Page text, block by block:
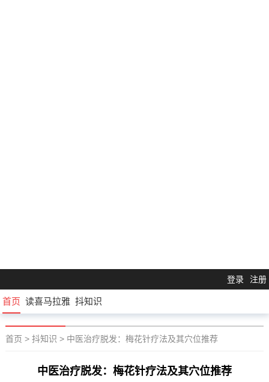
登录 注册
首页 读喜马拉雅 抖知识
首页 > 抖知识 > 中医治疗脱发：梅花针疗法及其穴位推荐
中医治疗脱发：梅花针疗法及其穴位推荐